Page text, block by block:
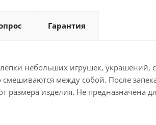
Гарантия
небольших игрушек, украшений,
между собой. После
размера изделия. Не предназначена